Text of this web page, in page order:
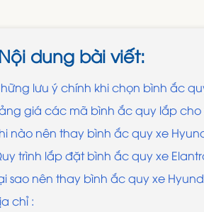
dung bài viết:
lưu ý chính khi chọn bình ắc
giá các mã bình ắc quy lắp cho
nào nên thay bình ắc quy xe
trình lắp đặt bình ắc quy xe
sao nên thay bình ắc quy xe
chỉ :